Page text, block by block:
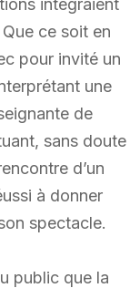
ce soit en
pour invité un
une
de
sans doute
d’un
à donner
spectacle.
public que la